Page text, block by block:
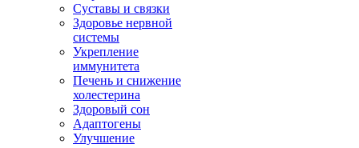
Суставы и связки
Здоровье нервной
системы
Укрепление
иммунитета
Печень и снижение
холестерина
Здоровый сон
Адаптогены
Улучшение